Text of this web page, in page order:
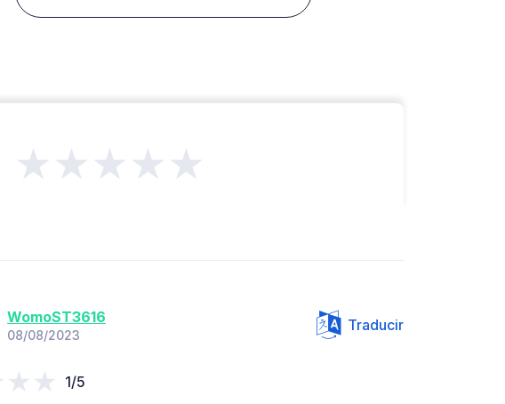
★★★★★
WomoST3616
08/08/2023
Traducir
1/5